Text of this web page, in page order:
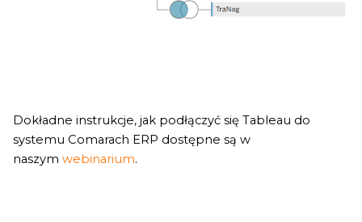
Dokładne instrukcje, jak podłączyć się Tableau do
systemu Comarach ERP dostępne są w
naszym webinarium.